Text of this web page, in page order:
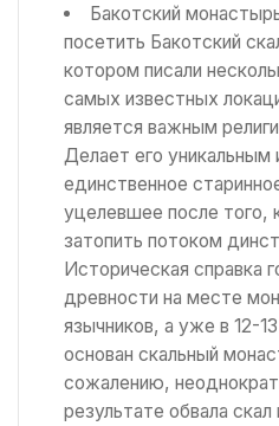
Бакотский
посетить Бакотский
котором писали
самых известных
является важным
Делает его уникальным
единственное
уцелевшее после того,
затопить потоком
Историческая справка
древности на месте
язычников, а уже в 12-
основан скальный
сожалению,
результате обвала